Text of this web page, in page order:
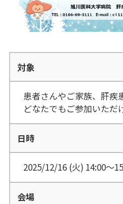
対象
患者さんやご家族、肝疾
どなたでもご参加いただ
日時
2025/12/16 (火) 14:00～
会場